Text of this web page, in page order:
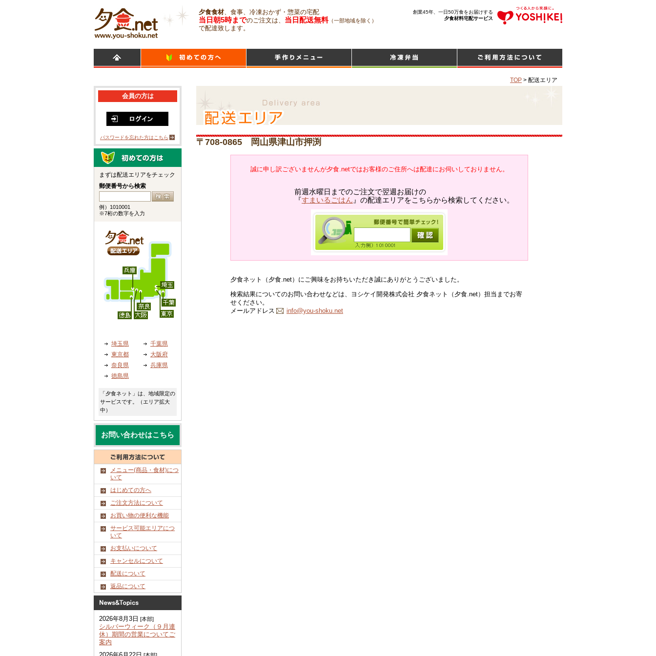
夕食食材、食事、冷凍おかず・惣菜の宅配
当日朝5時までのご注文は、 当日配送無料（一部地域を除く）
で配達致します。
創業45年、一日50万食をお届けする
夕食材料宅配サービス
TOP > 配送エリア
〒708-0865 岡山県津山市押渕
誠に申し訳ございませんが夕食.netではお客様のご住所へは配達にお伺いしておりません。
前週水曜日までのご注文で翌週お届けの
『すまいるごはん 』の配達エリアをこちらから検索してください。
夕食ネット（夕食.net）にご興味をお持ちいただき誠にありがとうございました。
検索結果についてのお問い合わせなどは、ヨシケイ開発株式会社 夕食ネット（夕食.net）担当までお寄
せください。
メールアドレス
info@you-shoku.net
会員の方は
パスワードを忘れた方はこちら
まずは配送エリアをチェック
郵便番号から検索
例）1010001
※7桁の数字を入力
埼玉県
千葉県
東京都
大阪府
奈良県
兵庫県
徳島県
「夕食ネット」は、地域限定の
サービスです。（エリア拡大
中）
お問い合わせはこちら
メニュー(商品・食材)につ
いて
はじめての方へ
ご注文方法について
お買い物の便利な機能
サービス可能エリアにつ
いて
お支払いについて
キャンセルについて
配送について
返品について
2026年8月3日 [本部]
シルバーウィーク（９月連
休）期間の営業についてご
案内